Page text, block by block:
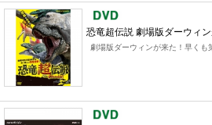
恐竜超伝説 劇場版ダーウィ
劇場版ダーウィンが来た！早くも